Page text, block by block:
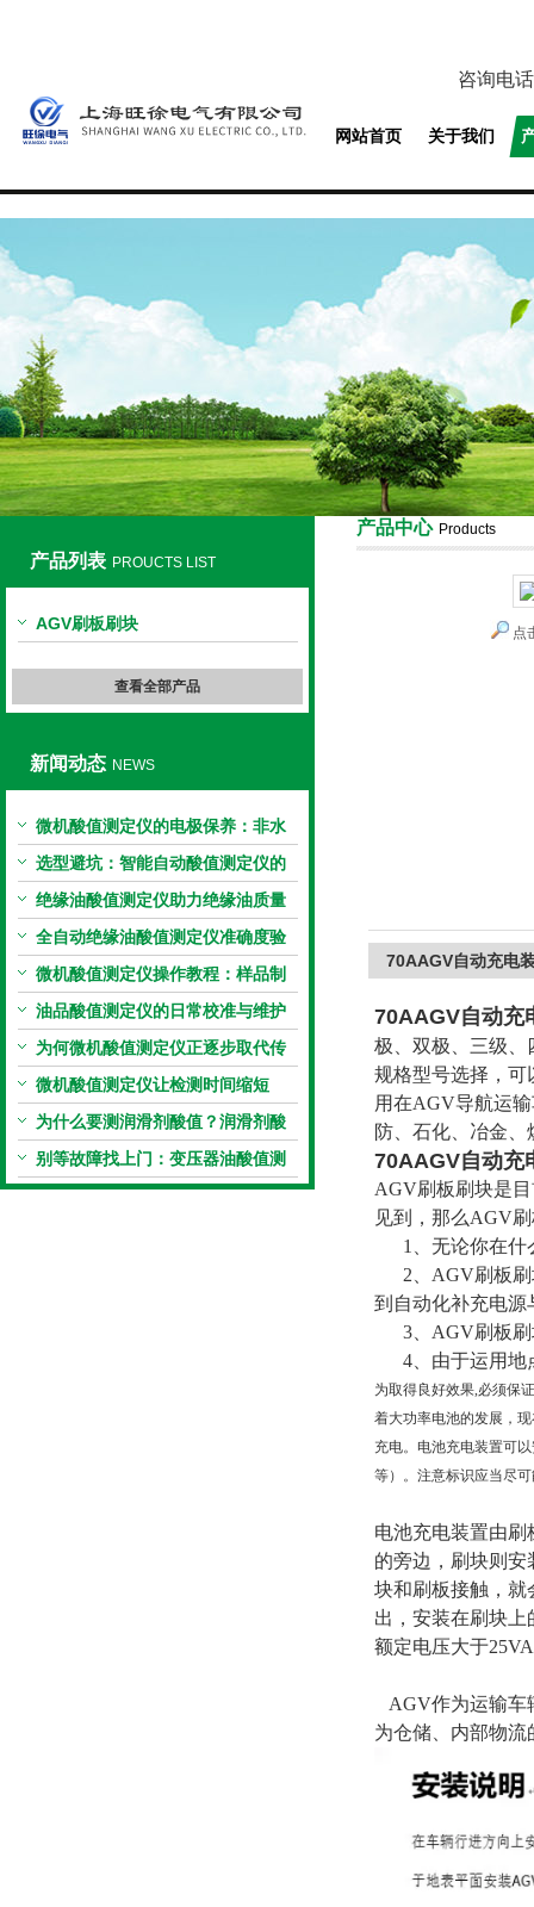
上海旺徐电气有限公司
咨询电
网站首页 关于我们
产品列表 PROUCTS LIST
AGV刷板刷块
查看全部产品
新闻动态 NEWS
微机酸值测定仪的电极保养：非水
电极的清洗与活化方法
选型避坑：智能自动酸值测定仪的
加热功率与萃取时间关系
绝缘油酸值测定仪助力绝缘油质量
把控，降低设备故障
全自动绝缘油酸值测定仪准确度验
证：标准物质标定步骤
微机酸值测定仪操作教程：样品制
备、参数设置与结果解读
油品酸值测定仪的日常校准与维护
流程
为何微机酸值测定仪正逐步取代传
统手动滴定法？
微机酸值测定仪让检测时间缩短
50%
为什么要测润滑剂酸值？润滑剂酸
值测定法告诉你答案
别等故障找上门：变压器油酸值测
试仪的预警功能
产品中心 Products
点
70AAGV自动充电
70AAGV自动充
极、双极、三级、
规格型号选择，可
用在AGV导航运
防、石化、冶金
70AAGV自动充
AGV刷板刷块是
见到，那么AGV
1、无论你在什
2、AGV刷板刷
到自动化补充电源
3、AGV刷板刷
4、由于运用地
为取得良好效果,必须保
着大功率电池的发展，
充电。电池充电装置可
等）。注意标识应当尽
电池充电装置由
的旁边，刷块则
块和刷板接触，就
出，安装在刷块上
额定电压大于
AGV作为运输车
为仓储、内部物